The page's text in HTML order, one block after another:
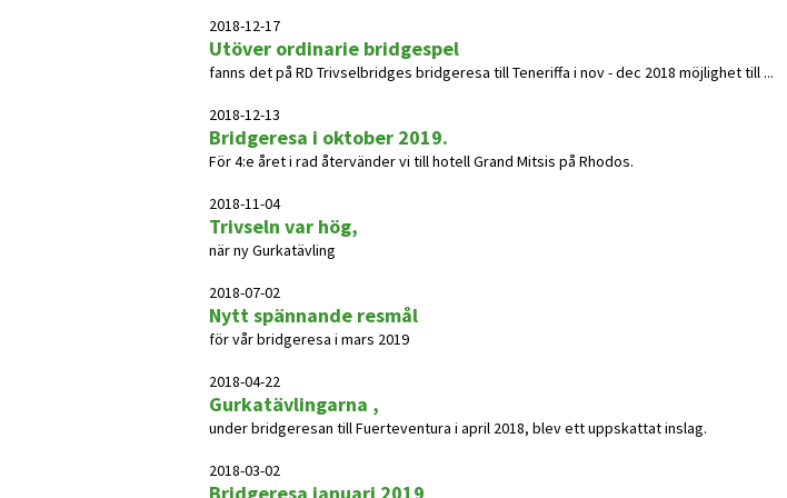
2018-12-17
Utöver ordinarie bridgespel
fanns det på RD Trivselbridges bridgeresa till Teneriffa i nov - dec 2018 möjlighet till ...
2018-12-13
Bridgeresa i oktober 2019.
För 4:e året i rad återvänder vi till hotell Grand Mitsis på Rhodos.
2018-11-04
Trivseln var hög,
när ny Gurkatävling
2018-07-02
Nytt spännande resmål
för vår bridgeresa i mars 2019
2018-04-22
Gurkatävlingarna ,
under bridgeresan till Fuerteventura i april 2018, blev ett uppskattat inslag.
2018-03-02